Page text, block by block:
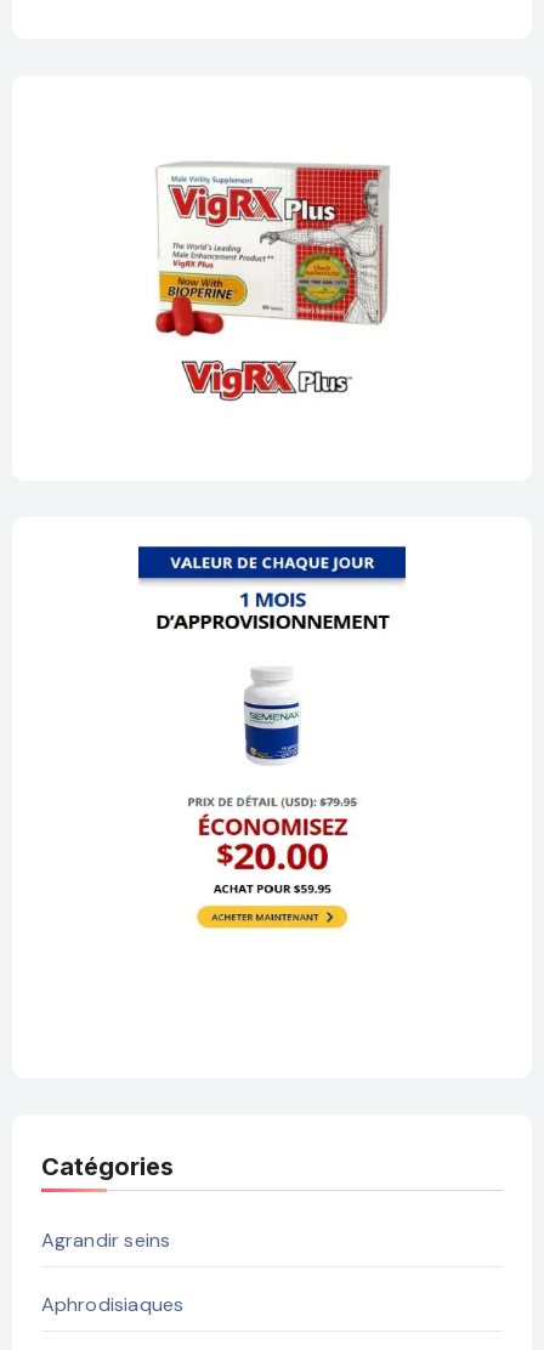
Catégories
Agrandir seins
Aphrodisiaques